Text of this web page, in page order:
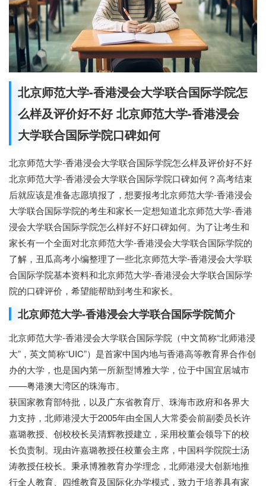
北京师范大学-香港浸会大学联合国际学院怎
么样及评价好不好 北京师范大学-香港浸会
大学联合国际学院口碑如何
北京师范大学-香港浸会大学联合国际学院怎么样及评价好不好
北京师范大学-香港浸会大学联合国际学院口碑如何？高考结束
后就应该是准备志愿填报了，想要报考北京师范大学-香港浸会
大学联合国际学院的考生和家长一定想知道北京师范大学-香港
浸会大学联合国际学院怎么样好不好口碑如何。为了让考生和
家长有一个全面对北京师范大学-香港浸会大学联合国际学院的
了解，丑瓜高考小编整理了一些北京师范大学-香港浸会大学联
合国际学院基本资料和北京师范大学-香港浸会大学联合国际学
院的口碑评价，希望能帮助到考生和家长。
北京师范大学-香港浸会大学联合国际学院简介
北京师范大学-香港浸会大学联合国际学院（中文简称“北师港浸
大”，英文简称“UIC”）是首家中国内地与香港高等教育界合作创
办的大学，也是国内第一所新型博雅大学，位于中国宜居城市
——粤港澳大湾区的珠海市。
获国家教育部特批，以及广东省教育厅、珠海市政府和各界大
力支持，北师港浸大于2005年由全国人大常委会前副委员长许
嘉璐教授、创校校长吴清辉教授建立，采用校董会领导下的校
长负责制。现由许嘉璐教授任校董会主席，中国科学院院士汤
涛教授任校长。秉承博雅教育办学理念，北师港浸大创新地推
行全人教育、四维教育及国际化办学模式，致力于培养具有家